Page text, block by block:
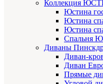
Коллекция
Юстина
Юстина
Юстина
Спальня
Диваны
Диван-
Диван
Прямые